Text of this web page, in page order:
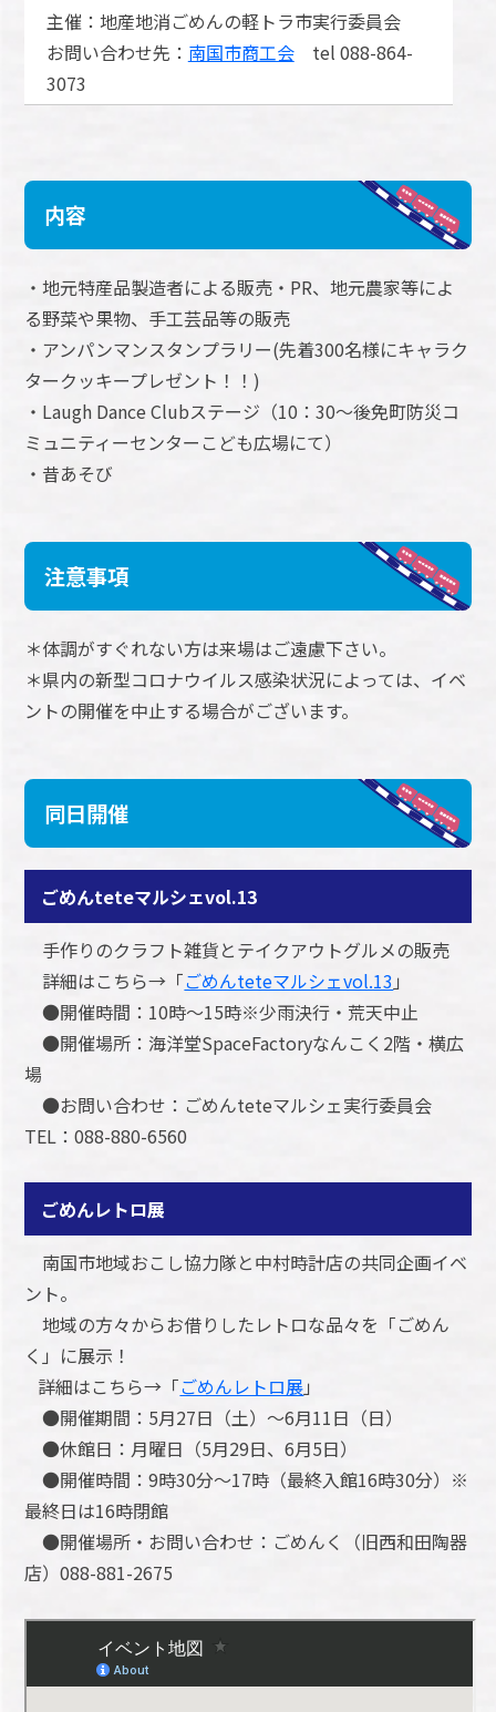
主催：地産地消ごめんの軽トラ市実行委員会
お問い合わせ先： 南国市商工会tel 088-864-
3073
内容
・地元特産品製造者による販売・PR、地元農家等によ
る野菜や果物、手工芸品等の販売
・アンパンマンスタンプラリー(先着300名様にキャラク
タークッキープレゼント！！)
・Laugh Dance Clubステージ（10：30～後免町防災コ
ミュニティーセンターこども広場にて）
・昔あそび
注意事項
＊体調がすぐれない方は来場はご遠慮下さい。
＊県内の新型コロナウイルス感染状況によっては、イベ
ントの開催を中止する場合がございます。
同日開催
ごめんteteマルシェvol.13
手作りのクラフト雑貨とテイクアウトグルメの販売
詳細はこちら→「ごめんteteマルシェvol.13 」
●開催時間：10時～15時※少雨決行・荒天中止
●開催場所：海洋堂SpaceFactoryなんこく2階・横広
場
●お問い合わせ：ごめんteteマルシェ実行委員会
TEL：088-880-6560
ごめんレトロ展
南国市地域おこし協力隊と中村時計店の共同企画イベ
ント。
地域の方々からお借りしたレトロな品々を「ごめん
く」に展示！
詳細はこちら→「ごめんレトロ展」
●開催期間：5月27日（土）～6月11日（日）
●休館日：月曜日（5月29日、6月5日）
●開催時間：9時30分～17時（最終入館16時30分）※
最終日は16時閉館
●開催場所・お問い合わせ：ごめんく（旧西和田陶器
店）088-881-2675